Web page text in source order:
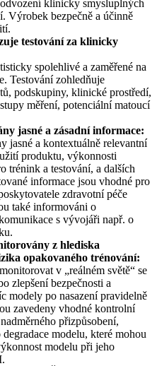
klinicky smysluplných
Výrobek bezpečně a účinně
testování za klinicky
spolehlivé a zaměřené na
Testování zohledňuje
podskupiny, klinické prostředí,
měření, potenciální matoucí
jasné a zásadní informace:
jasné a kontextuálně relevantní
produktu, výkonnosti
trénink a testování, a dalších
informace jsou vhodné pro
zdravotní péče
také informováni o
s vývojáři např. o
z hlediska
opakovaného trénování:
v „reálném světě“ se
zlepšení bezpečnosti a
modely po nasazení pravidelně
zavedeny vhodné kontrolní
přizpůsobení,
modelu, které mohou
modelu při jeho